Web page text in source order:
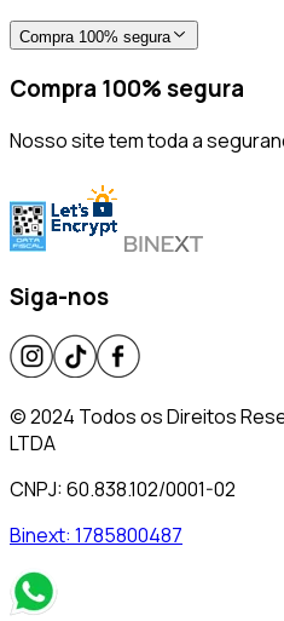
Compra 100% segura
Compra 100% segura
Nosso site tem toda a
Siga-nos
© 2024 Todos os Direitos
LTDA
CNPJ: 60.838.102/0001-02
Binext: 1785800487